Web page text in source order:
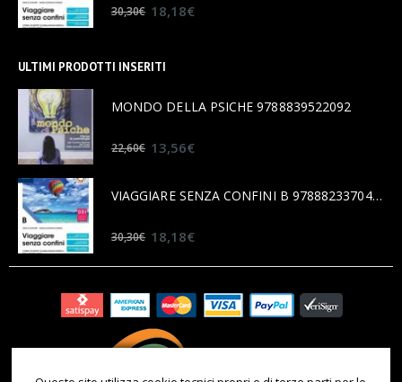
30,30€ 18,18€
ULTIMI PRODOTTI INSERITI
MONDO DELLA PSICHE 9788839522092
22,60€ 13,56€
VIAGGIARE SENZA CONFINI B 9788823370456
30,30€ 18,18€